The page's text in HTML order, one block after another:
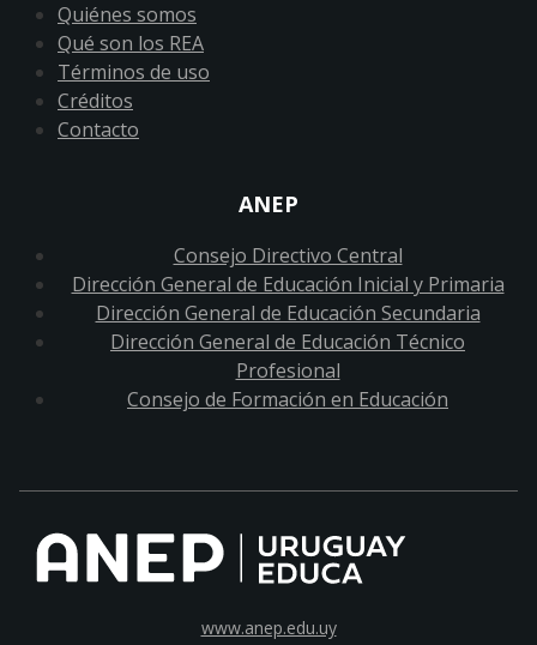
Quiénes somos
Qué son los REA
Términos de uso
Créditos
Contacto
ANEP
Consejo Directivo Central
Dirección General de Educación Inicial y Primaria
Dirección General de Educación Secundaria
Dirección General de Educación Técnico
Profesional
Consejo de Formación en Educación
www.anep.edu.uy